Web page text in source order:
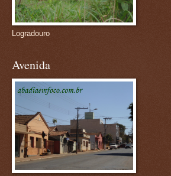
Logradouro
Avenida